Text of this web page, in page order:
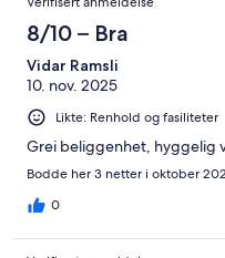
8/10 – Bra
Vidar Ramsli
10. nov. 2025
Likte: Renhold og fasiliteter
Grei beliggenhet, hyggelig
Bodde her 3 netter i oktober
0